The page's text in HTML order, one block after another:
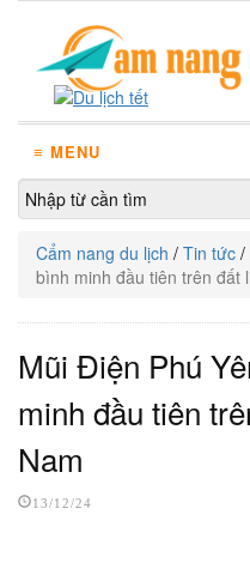
≡ MENU
Cẩm nang du lịch / Tin tức /
bình minh đầu tiên trên đất
Mũi Điện Phú
minh đầu tiên
Nam
13/12/24